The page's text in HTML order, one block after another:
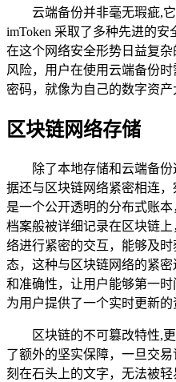
云端备份并非毫无瑕疵,
imToken 采取了多种先进的
在这个网络安全形势日益复
风险，用户在使用云端备份
密码，就像为自己的数字资产
区块链网络存储
除了本地存储和云端备
据还与区块链网络紧密相连
是一个公开透明的分布式账
档案般被详细记录在区块链上
络进行紧密的交互，能够及
态，这种与区块链网络的紧
和准确性，让用户能够第一
为用户提供了一个实时更新的
区块链的不可篡改特性,
了额外的坚实保障，一旦交
刻在石头上的文字，无法被